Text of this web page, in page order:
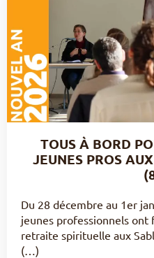
TOUS À BORD
JEUNES PROS
Du 28 décembre au 1er
jeunes professionnels ont
retraite spirituelle aux
(…)